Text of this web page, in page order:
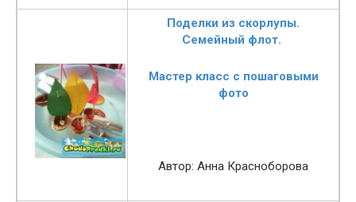
Поделки из скорлупы.
Семейный флот.
Мастер класс с пошаговыми
фото
Автор: Анна Красноборова